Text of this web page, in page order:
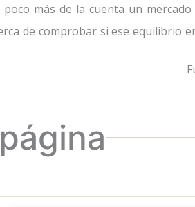
más de la cuenta un
de comprobar si ese equilibrio